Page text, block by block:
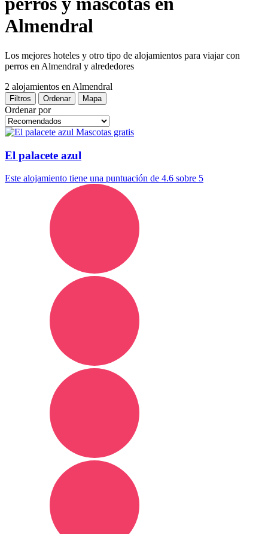
Almendral
Los mejores hoteles y otro tipo de alojamientos para viajar con
perros en Almendral y alrededores
2 alojamientos en Almendral
Filtros Ordenar Mapa
Ordenar por
Mascotas gratis
El palacete azul
Este alojamiento tiene una puntuación de 4.6 sobre 5